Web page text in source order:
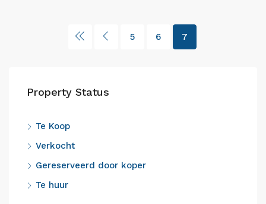
5 6 7
Property Status
Te Koop
Verkocht
Gereserveerd door koper
Te huur